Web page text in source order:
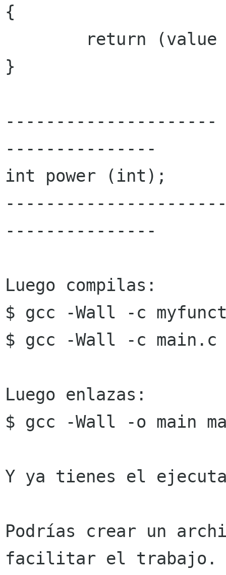
{
}
---------------------
---------------
int power (int);
---------------
Luego compilas:
$ gcc -Wall -c
$ gcc -Wall -c main.c
Luego enlazas:
$ gcc -Wall -o main
Y ya tienes el
Podrías crear un
facilitar el trabajo.